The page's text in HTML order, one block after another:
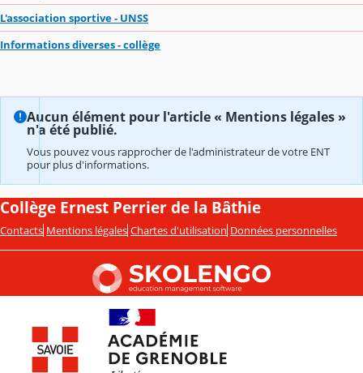
L'association sportive - UNSS
Informations diverses - collège
Aucun élément pour l'article « Mentions légales »
n'a été publié.
Vous pouvez vous rapprocher de l'administrateur de votre ENT
pour plus d'informations.
Collège Ernest Perrier de la Bâthie
Contacts Mentions légales Chartes d'utilisation Données personnelles